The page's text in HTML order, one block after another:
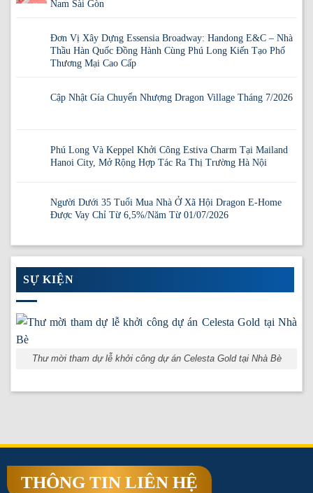
Nam Sài Gòn
Đơn Vị Xây Dựng Essensia Broadway: Handong E&C – Nhà
Thầu Hàn Quốc Đồng Hành Cùng Phú Long Kiến Tạo Phố
Thương Mại Cao Cấp
Cập Nhật Gía Chuyển Nhượng Dragon Village Tháng 7/2026
Phú Long Và Keppel Khởi Công Estiva Charm Tại Mailand
Hanoi City, Mở Rộng Hợp Tác Ra Thị Trường Hà Nội
Người Dưới 35 Tuổi Mua Nhà Ở Xã Hội Dragon E-Home
Được Vay Chỉ Từ 6,5%/Năm Từ 01/07/2026
SỰ KIỆN
Thư mời tham dự lễ khởi công dự án Celesta Gold tại Nhà Bè
THÔNG TIN LIÊN HỆ